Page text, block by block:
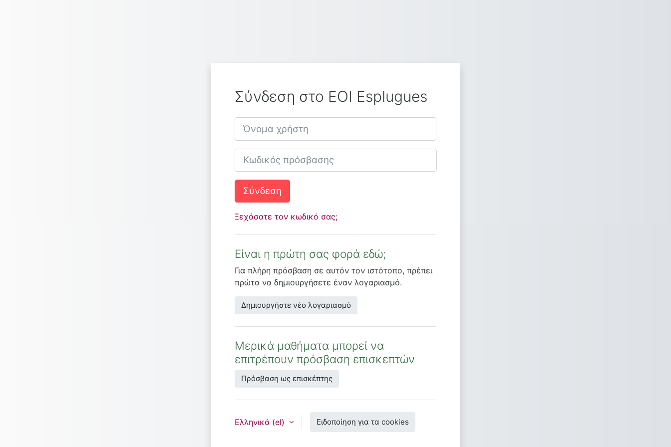
Σύνδεση στο EOI Esplugues
Όνομα χρήστη
Κωδικός πρόσβασης
Σύνδεση
Ξεχάσατε τον κωδικό σας;
Είναι η πρώτη σας φορά εδώ;
Για πλήρη πρόσβαση σε αυτόν τον ιστότοπο, πρέπει
πρώτα να δημιουργήσετε έναν λογαριασμό.
Δημιουργήστε νέο λογαριασμό
Μερικά μαθήματα μπορεί να
επιτρέπουν πρόσβαση επισκεπτών
Πρόσβαση ως επισκέπτης
Ελληνικά ‎(el)‎ Ειδοποίηση για τα cookies